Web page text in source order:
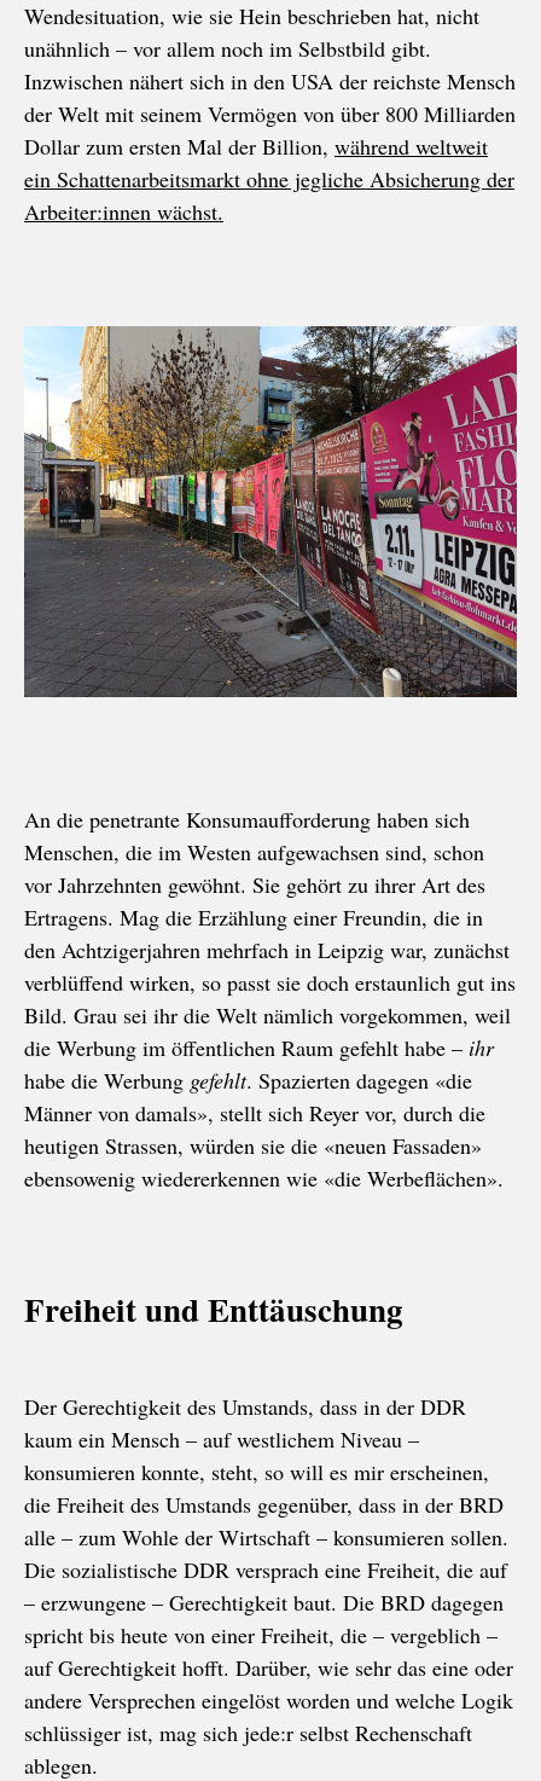
Wendesituation, wie sie Hein beschrieben hat, nicht
unähnlich – vor allem noch im Selbstbild gibt.
Inzwischen nähert sich in den USA der reichste Mensch
der Welt mit seinem Vermögen von über 800 Milliarden
Dollar zum ersten Mal der Billion, während weltweit
ein Schattenarbeitsmarkt ohne jegliche Absicherung der
Arbeiter:innen wächst.
An die penetrante Konsumaufforderung haben sich
Menschen, die im Westen aufgewachsen sind, schon
vor Jahrzehnten gewöhnt. Sie gehört zu ihrer Art des
Ertragens. Mag die Erzählung einer Freundin, die in
den Achtzigerjahren mehrfach in Leipzig war, zunächst
verblüffend wirken, so passt sie doch erstaunlich gut ins
Bild. Grau sei ihr die Welt nämlich vorgekommen, weil
die Werbung im öffentlichen Raum gefehlt habe – ihr
habe die Werbung gefehlt. Spazierten dagegen «die
Männer von damals», stellt sich Reyer vor, durch die
heutigen Strassen, würden sie die «neuen Fassaden»
ebensowenig wiedererkennen wie «die Werbeflächen».
Freiheit und Enttäuschung
Der Gerechtigkeit des Umstands, dass in der DDR
kaum ein Mensch – auf westlichem Niveau –
konsumieren konnte, steht, so will es mir erscheinen,
die Freiheit des Umstands gegenüber, dass in der BRD
alle – zum Wohle der Wirtschaft – konsumieren sollen.
Die sozialistische DDR versprach eine Freiheit, die auf
– erzwungene – Gerechtigkeit baut. Die BRD dagegen
spricht bis heute von einer Freiheit, die – vergeblich –
auf Gerechtigkeit hofft. Darüber, wie sehr das eine oder
andere Versprechen eingelöst worden und welche Logik
schlüssiger ist, mag sich jede:r selbst Rechenschaft
ablegen.